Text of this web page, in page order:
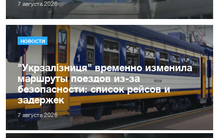
7 августа 2026
НОВОСТИ
"Укрзалізниця" временно изменила
маршруты поездов из-за
безопасности: список рейсов и
задержек
7 августа 2026